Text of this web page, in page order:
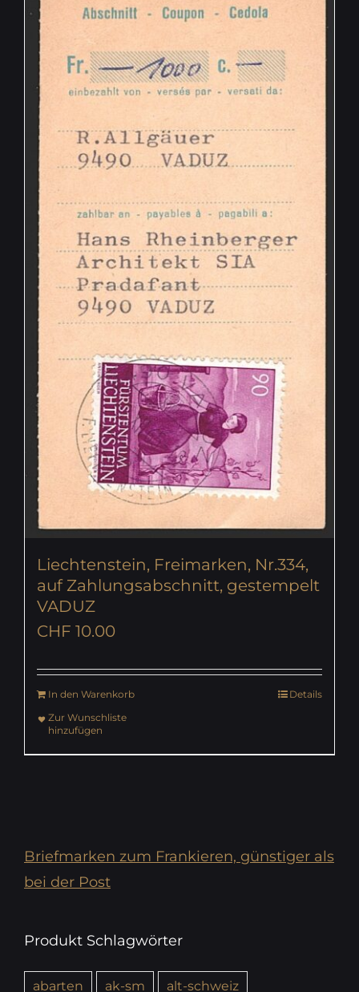
Liechtenstein, Freimarken, Nr.334,
auf Zahlungsabschnitt, gestempelt
VADUZ
CHF 10.00
In den Warenkorb
Details
Zur Wunschliste
hinzufügen
Briefmarken zum Frankieren, günstiger als
bei der Post
Produkt Schlagwörter
abarten ak-sm alt-schweiz